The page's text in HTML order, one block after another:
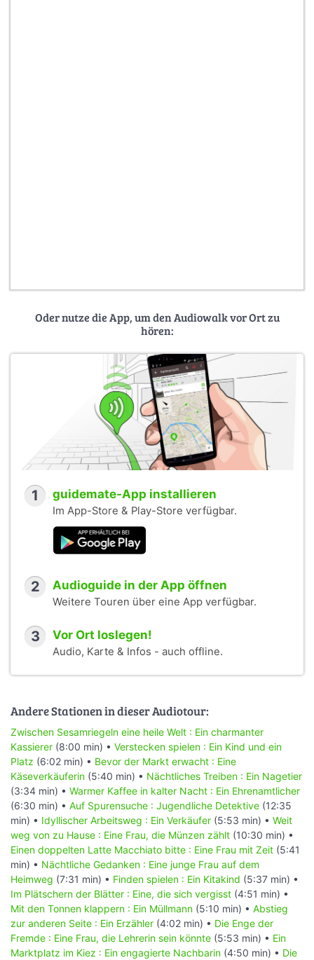
Oder nutze die App, um den Audiowalk vor Ort zu
hören:
1 guidemate-App installieren
Im App-Store & Play-Store verfügbar.
2 Audioguide in der App öffnen
Weitere Touren über eine App verfügbar.
3 Vor Ort loslegen!
Audio, Karte & Infos - auch offline.
Andere Stationen in dieser Audiotour:
Zwischen Sesamriegeln eine heile Welt : Ein charmanter
Kassierer (8:00 min) • Verstecken spielen : Ein Kind und ein
Platz (6:02 min) • Bevor der Markt erwacht : Eine
Käseverkäuferin (5:40 min) • Nächtliches Treiben : Ein Nagetier
(3:34 min) • Warmer Kaffee in kalter Nacht : Ein Ehrenamtlicher
(6:30 min) • Auf Spurensuche : Jugendliche Detektive (12:35
min) • Idyllischer Arbeitsweg : Ein Verkäufer (5:53 min) • Weit
weg von zu Hause : Eine Frau, die Münzen zählt (10:30 min) •
Einen doppelten Latte Macchiato bitte : Eine Frau mit Zeit (5:41
min) • Nächtliche Gedanken : Eine junge Frau auf dem
Heimweg (7:31 min) • Finden spielen : Ein Kitakind (5:37 min) •
Im Plätschern der Blätter : Eine, die sich vergisst (4:51 min) •
Mit den Tonnen klappern : Ein Müllmann (5:10 min) • Abstieg
zur anderen Seite : Ein Erzähler (4:02 min) • Die Enge der
Fremde : Eine Frau, die Lehrerin sein könnte (5:53 min) • Ein
Marktplatz im Kiez : Ein engagierte Nachbarin (4:50 min) • Die